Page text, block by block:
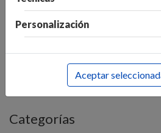
INICIO>INFORMÁTICA Y
PERIFÉRICOS
>PERIFÉRICOS
Categorías
Personalización
Aceptar